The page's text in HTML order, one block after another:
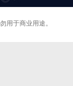
用于商业用途。